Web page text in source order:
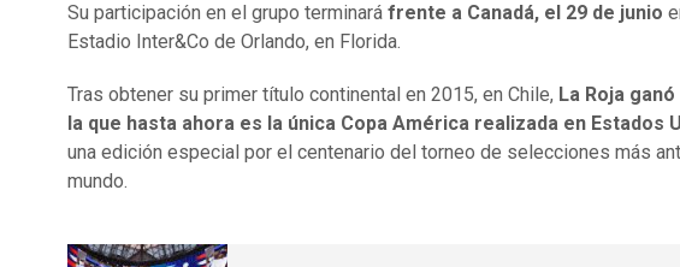
Su participación en el grupo terminará frente a Canadá, el 29 de junio
Estadio Inter&Co de Orlando, en Florida.
Tras obtener su primer título continental en 2015, en Chile, La Roja
la que hasta ahora es la única Copa América realizada en Estados
una edición especial por el centenario del torneo de selecciones más
mundo.